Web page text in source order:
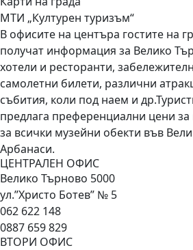
МТИ „Културен туризъм“
В офисите на центъра гостите на
получат информация за Велико
хотели и ресторанти,
самолетни билети, различни
събития, коли под наем и
предлага преференциални цени
за всички музейни обекти във
Арбанаси.
ЦЕНТРАЛЕН ОФИС
Велико Търново 5000
ул.”Христо Ботев” № 5
062 622 148
0887 659 829
ВТОРИ ОФИС